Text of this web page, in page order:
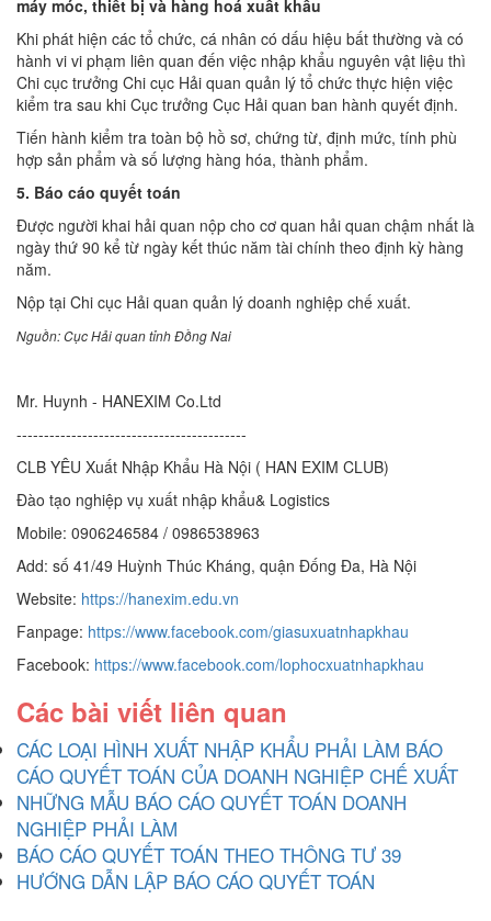
máy móc, thiết bị và hàng hoá xuất khẩu
Khi phát hiện các tổ chức, cá nhân có dấu hiệu bất thường và có
hành vi vi phạm liên quan đến việc nhập khẩu nguyên vật liệu thì
Chi cục trưởng Chi cục Hải quan quản lý tổ chức thực hiện việc
kiểm tra sau khi Cục trưởng Cục Hải quan ban hành quyết định.
Tiến hành kiểm tra toàn bộ hồ sơ, chứng từ, định mức, tính phù
hợp sản phẩm và số lượng hàng hóa, thành phẩm.
5. Báo cáo quyết toán
Được người khai hải quan nộp cho cơ quan hải quan chậm nhất là
ngày thứ 90 kể từ ngày kết thúc năm tài chính theo định kỳ hàng
năm.
Nộp tại Chi cục Hải quan quản lý doanh nghiệp chế xuất.
Nguồn: Cục Hải quan tỉnh Đồng Nai
Mr. Huynh - HANEXIM Co.Ltd
------------------------------------------
CLB YÊU Xuất Nhập Khẩu Hà Nội ( HAN EXIM CLUB)
Đào tạo nghiệp vụ xuất nhập khẩu& Logistics
Mobile: 0906246584 / 0986538963
Add: số 41/49 Huỳnh Thúc Kháng, quận Đống Đa, Hà Nội
Website: https://hanexim.edu.vn
Fanpage: https://www.facebook.com/giasuxuatnhapkhau
Facebook: https://www.facebook.com/lophocxuatnhapkhau
Các bài viết liên quan
CÁC LOẠI HÌNH XUẤT NHẬP KHẨU PHẢI LÀM BÁO
CÁO QUYẾT TOÁN CỦA DOANH NGHIỆP CHẾ XUẤT
NHỮNG MẪU BÁO CÁO QUYẾT TOÁN DOANH
NGHIỆP PHẢI LÀM
BÁO CÁO QUYẾT TOÁN THEO THÔNG TƯ 39
HƯỚNG DẪN LẬP BÁO CÁO QUYẾT TOÁN